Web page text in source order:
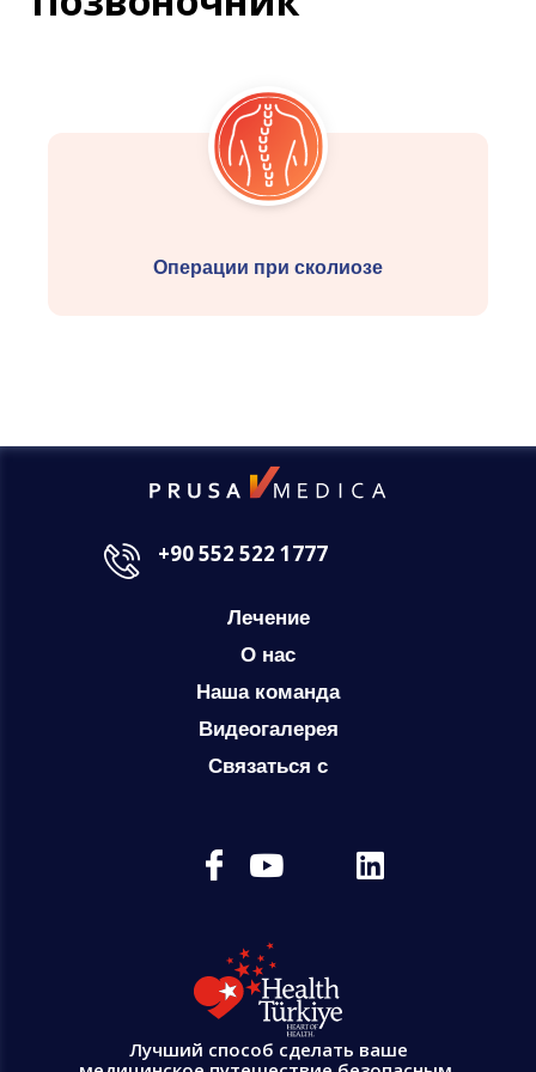
Операции при сколиозе
+90 552 522 1777
Лечение
О нас
Наша команда
Видеогалерея
Связаться с
Лучший способ сделать ваше